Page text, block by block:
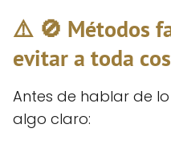
⚠️ 🚫 Métodos
evitar a toda
Antes de hablar de
algo claro: